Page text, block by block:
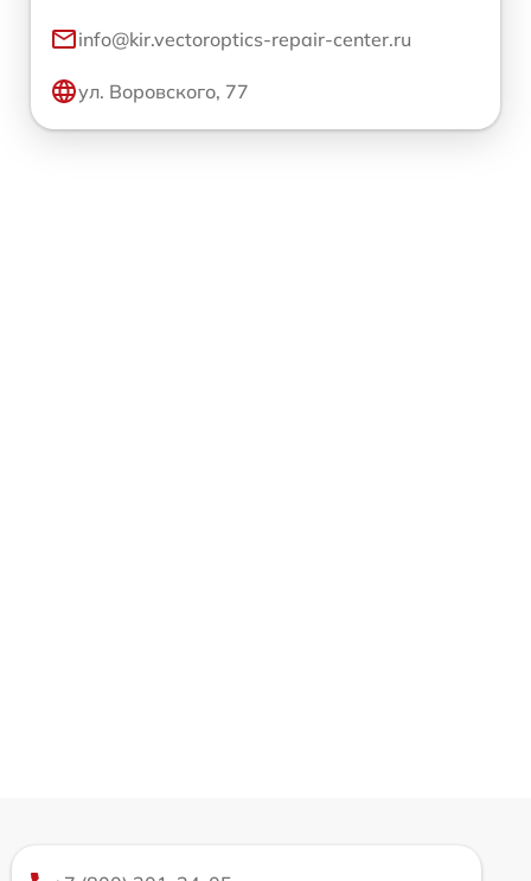
info@kir.vectoroptics-repair-center.ru
ул. Воровского, 77